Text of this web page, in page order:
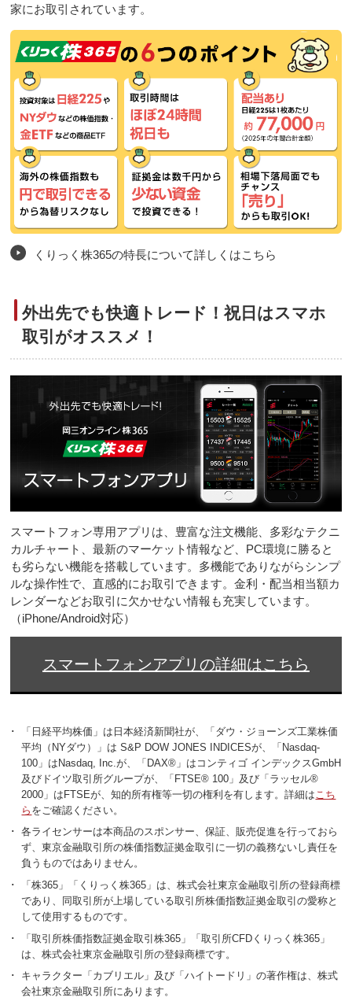
家にお取引されています。
くりっく株365の特長について詳しくはこちら
外出先でも快適トレード！祝日はスマホ
取引がオススメ！
スマートフォン専用アプリは、豊富な注文機能、多彩なテクニ
カルチャート、最新のマーケット情報など、PC環境に勝ると
も劣らない機能を搭載しています。多機能でありながらシンプ
ルな操作性で、直感的にお取引できます。金利・配当相当額カ
レンダーなどお取引に欠かせない情報も充実しています。
（iPhone/Android対応）
スマートフォンアプリの詳細はこちら
･
「日経平均株価」は日本経済新聞社が、「ダウ・ジョーンズ工業株価
平均（NYダウ）」は S&P DOW JONES INDICESが、「Nasdaq-
100」はNasdaq, Inc.が、「DAX®」はコンティゴ インデックスGmbH
及びドイツ取引所グループが、「FTSE® 100」及び「ラッセル®
2000」はFTSEが、知的所有権等一切の権利を有します。詳細は こち
ら をご確認ください。
･
各ライセンサーは本商品のスポンサー、保証、販売促進を行っておら
ず、東京金融取引所の株価指数証拠金取引に一切の義務ないし責任を
負うものではありません。
･
「株365」「くりっく株365」は、株式会社東京金融取引所の登録商標
であり、同取引所が上場している取引所株価指数証拠金取引の愛称と
して使用するものです。
･
「取引所株価指数証拠金取引株365」「取引所CFDくりっく株365」
は、株式会社東京金融取引所の登録商標です。
･
キャラクター「カブリエル」及び「ハイトードリ」の著作権は、株式
会社東京金融取引所にあります。